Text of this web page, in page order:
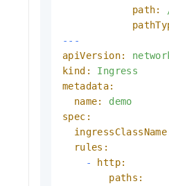
path:
---
apiVersion:
kind:
Ingress
metadata:
name:
demo
spec:
rules:
-
http:
paths: